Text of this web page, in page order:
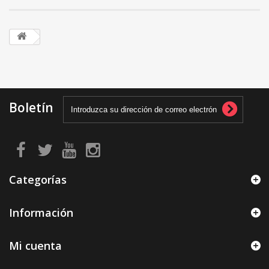
Boletín
Categorías
Información
Mi cuenta